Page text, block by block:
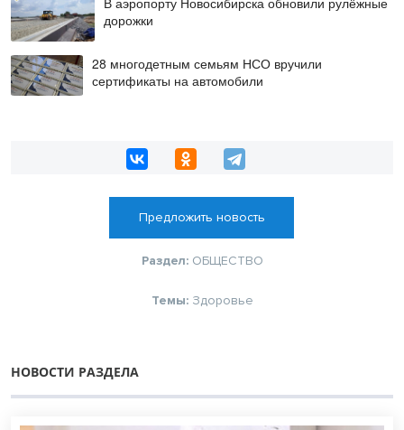
дорожки
28 многодетным семьям НСО вручили
сертификаты на автомобили
Предложить новость
Раздел: ОБЩЕСТВО
Темы: Здоровье
НОВОСТИ РАЗДЕЛА